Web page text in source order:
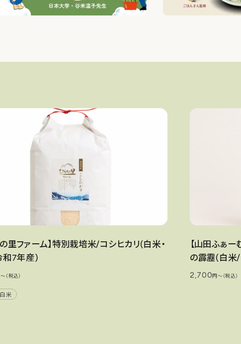
の里ファーム】特別栽培米/コシヒカリ(白米・
和7年産)
（税込）
白米
【山田ふぁ
の霹靂(白
2,700円〜（税込）